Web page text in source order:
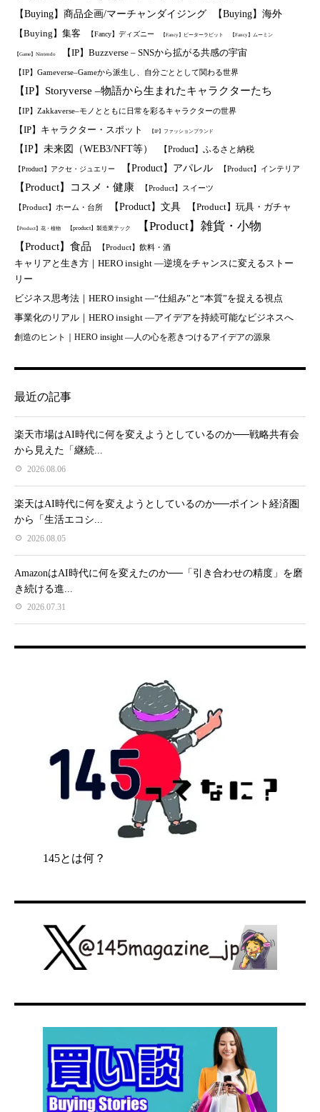
【Buying】商品企画/マーチャンダイジング
【Buying】海外
【Buying】集客
【Fancy】ディズニー 【Fancy】ピーターラビット 【Fancy】ムーミン
【Game】Nintendo 【IP】Buzzverse – SNSから拡がる共感の宇宙
【IP】Gameverse–Gameから派生し、自分ごととして関わる世界
【IP】Storyverse –物語から生まれたキャラクターたち
【IP】Zakkaverse–モノとともに日常を彩るキャラクターの世界
【IP】キャラクター・スポット 【IP】ファッションブランド
【IP】未来図（WEB3/NFT等） 【Product】ふるさと納税
【Product】アクセ・ジュエリー 【Product】アパレル 【Product】インテリア
【Product】コスメ・健康 【Product】スイーツ
【Product】ホーム・台所 【Product】文具 【Product】玩具・ガチャ
【Product】花・植物 【product】製造業テック 【Product】雑貨・小物
【Product】食品 【Product】飲料・酒
キャリアと生き方｜HERO insight —逆境をチャンスに変えるストー
リー
ビジネス思考法｜HERO insight —“仕組み”と“本質”を捉える視点
事業化のリアル｜HERO insight —アイデアを持続可能なビジネスへ
創造のヒント｜HERO insight —人の心を惹きつけるアイデアの源泉
最近の記事
楽天市場はAI時代に何を変えようとしているのか──戦略共有会
から見えた「継続...
2026.08.06
楽天はAI時代に何を変えようとしているのか──ポイント経済圏
から「生活エコシ...
2026.08.05
AmazonはAI時代に何を変えたのか──「引き合わせの精度」を磨
き続ける進...
2026.07.31
145とは何？